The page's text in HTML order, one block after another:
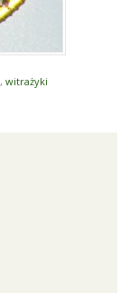
, witrażyki